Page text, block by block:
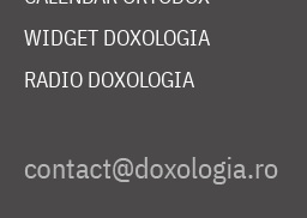
WIDGET DOXOLOGIA
RADIO DOXOLOGIA